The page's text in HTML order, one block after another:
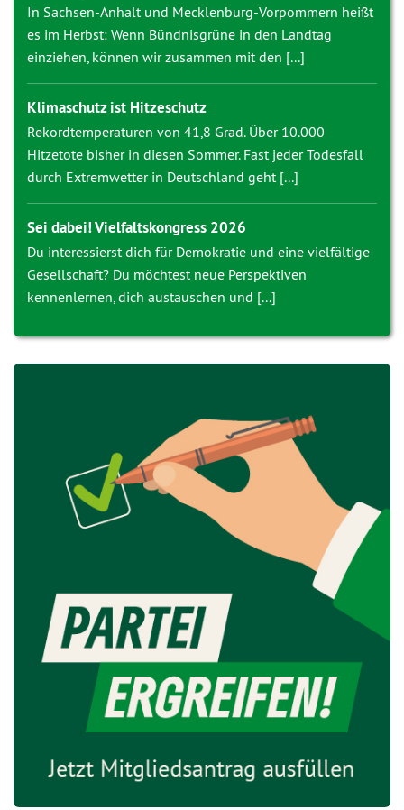
In Sachsen-Anhalt und Mecklenburg-Vorpommern heißt
es im Herbst: Wenn Bündnisgrüne in den Landtag
einziehen, können wir zusammen mit den [...]
Klimaschutz ist Hitzeschutz
Rekordtemperaturen von 41,8 Grad. Über 10.000
Hitzetote bisher in diesen Sommer. Fast jeder Todesfall
durch Extremwetter in Deutschland geht [...]
Sei dabei! Vielfaltskongress 2026
Du interessierst dich für Demokratie und eine vielfältige
Gesellschaft? Du möchtest neue Perspektiven
kennenlernen, dich austauschen und [...]